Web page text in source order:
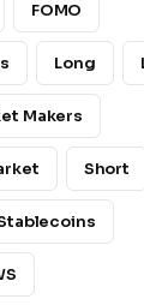
FOMO
Long
Makers
Short